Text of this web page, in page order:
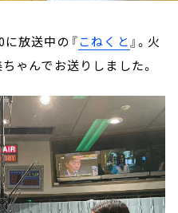
放送中の『こねくと』。火
ゃんでお送りしました。